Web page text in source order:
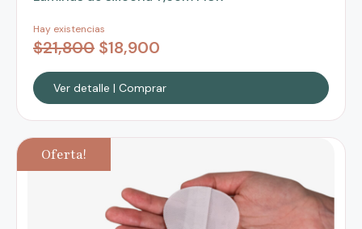
Hay existencias
$21,800 $18,900
Ver detalle | Comprar
Oferta!